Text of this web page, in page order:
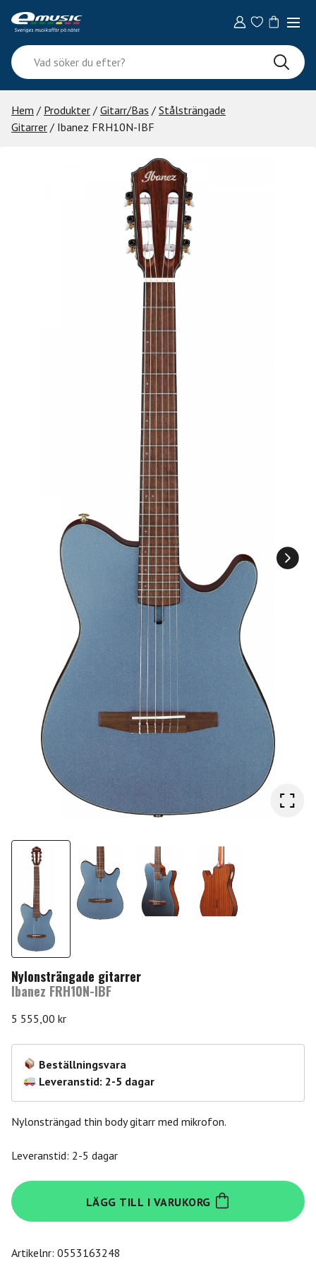
content
Vad
söker
du
efter?
Hem / Produkter / Gitarr/Bas / Stålsträngade
Gitarrer / Ibanez FRH10N-IBF
Nylonsträngade gitarrer
Ibanez FRH10N-IBF
5 555,00 kr
Beställningsvara
Leveranstid: 2-5 dagar
Nylonsträngad thin body gitarr med mikrofon.
Leveranstid: 2-5 dagar
Ibanez
FRH10N-
IBF
LÄGG TILL I VARUKORG
Artikelnr: 0553163248